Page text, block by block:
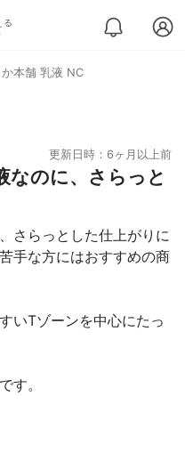
る
か本舗 乳液 NC
更新日時：6ヶ月以上前
なのに、さらっと
さらっとした仕上がりに
手な方にはおすすめの商
いTゾーンを中心にたっ
す。